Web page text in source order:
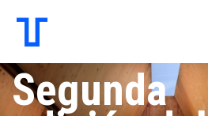
Segunda